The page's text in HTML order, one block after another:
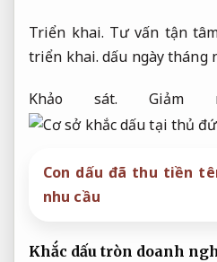
Triển khai. Tư vấn tận
triển khai. dấu ngày tháng
Khảo sát.
Con dấu đã thu tiền
nhu cầu
Khắc dấu tròn doanh